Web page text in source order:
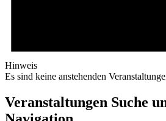
Hinweis
Es sind keine anstehenden
Veranstaltungen Suche